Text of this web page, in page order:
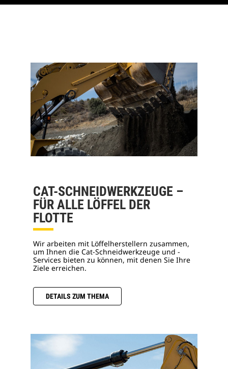
CAT-SCHNEIDWERKZEUGE –
FÜR ALLE LÖFFEL DER
FLOTTE
Wir arbeiten mit Löffelherstellern zusammen,
um Ihnen die Cat-Schneidwerkzeuge und -
Services bieten zu können, mit denen Sie Ihre
Ziele erreichen.
DETAILS ZUM THEMA